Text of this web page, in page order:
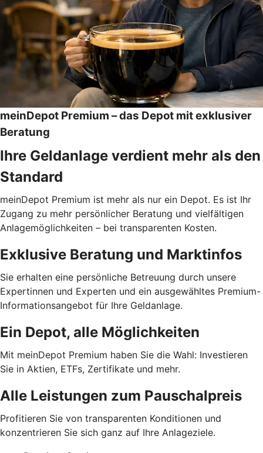
meinDepot Premium – das Depot mit exklusiver
Beratung
Ihre Geldanlage verdient mehr als den
Standard
meinDepot Premium ist mehr als nur ein Depot. Es ist Ihr
Zugang zu mehr persönlicher Beratung und vielfältigen
Anlagemöglichkeiten – bei transparenten Kosten.
Exklusive Beratung und Marktinfos
Sie erhalten eine persönliche Betreuung durch unsere
Expertinnen und Experten und ein ausgewähltes Premium-
Informationsangebot für Ihre Geldanlage.
Ein Depot, alle Möglichkeiten
Mit meinDepot Premium haben Sie die Wahl: Investieren
Sie in Aktien, ETFs, Zertifikate und mehr.
Alle Leistungen zum Pauschalpreis
Profitieren Sie von transparenten Konditionen und
konzentrieren Sie sich ganz auf Ihre Anlageziele.